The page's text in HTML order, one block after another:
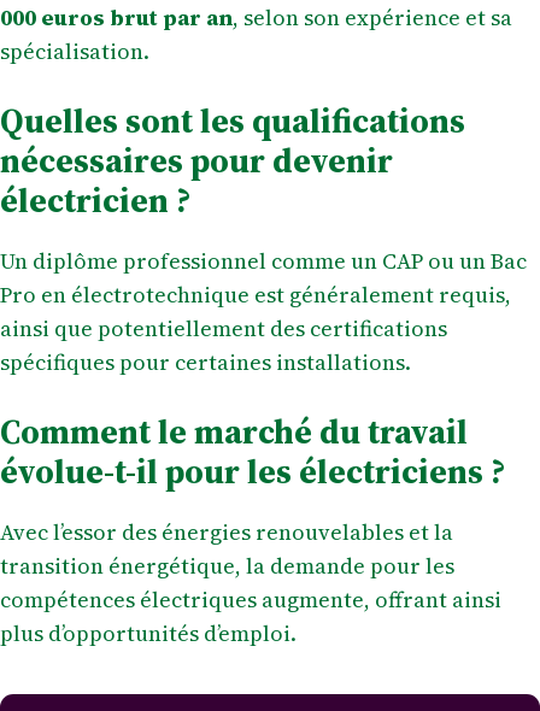
000 euros brut par an, selon son expérience et sa
spécialisation.
Quelles sont les qualifications
nécessaires pour devenir
électricien ?
Un diplôme professionnel comme un CAP ou un Bac
Pro en électrotechnique est généralement requis,
ainsi que potentiellement des certifications
spécifiques pour certaines installations.
Comment le marché du travail
évolue-t-il pour les électriciens ?
Avec l’essor des énergies renouvelables et la
transition énergétique, la demande pour les
compétences électriques augmente, offrant ainsi
plus d’opportunités d’emploi.